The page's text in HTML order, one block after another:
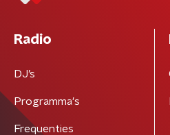
Radio
DJ’s
Programma's
Frequenties